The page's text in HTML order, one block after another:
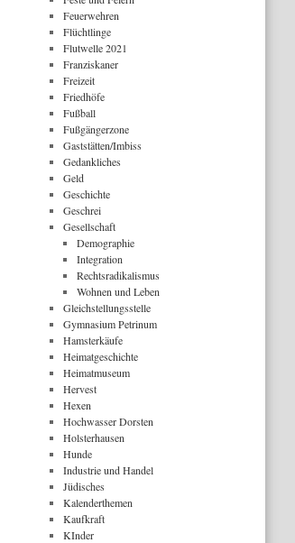
Feuerwehren
Flüchtlinge
Flutwelle 2021
Franziskaner
Freizeit
Friedhöfe
Fußball
Fußgängerzone
Gaststätten/Imbiss
Gedankliches
Geld
Geschichte
Geschrei
Gesellschaft
Demographie
Integration
Rechtsradikalismus
Wohnen und Leben
Gleichstellungsstelle
Gymnasium Petrinum
Hamsterkäufe
Heimatgeschichte
Heimatmuseum
Hervest
Hexen
Hochwasser Dorsten
Holsterhausen
Hunde
Industrie und Handel
Jüdisches
Kalenderthemen
Kaufkraft
KInder